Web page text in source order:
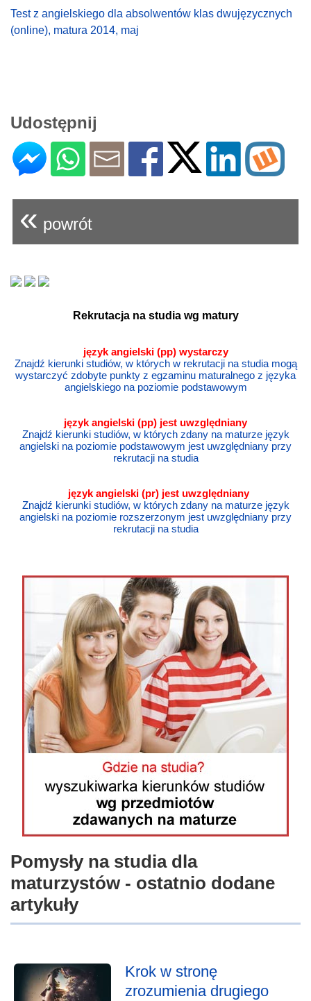
Test z angielskiego dla absolwentów klas dwujęzycznych
(online), matura 2014, maj
Udostępnij
« powrót
Rekrutacja na studia wg matury
język angielski (pp) wystarczy
Znajdź kierunki studiów, w których w rekrutacji na studia mogą
wystarczyć zdobyte punkty z egzaminu maturalnego z języka
angielskiego na poziomie podstawowym
język angielski (pp) jest uwzględniany
Znajdź kierunki studiów, w których zdany na maturze język
angielski na poziomie podstawowym jest uwzględniany przy
rekrutacji na studia
język angielski (pr) jest uwzględniany
Znajdź kierunki studiów, w których zdany na maturze język
angielski na poziomie rozszerzonym jest uwzględniany przy
rekrutacji na studia
Pomysły na studia dla
maturzystów - ostatnio dodane
artykuły
Krok w stronę
zrozumienia drugiego